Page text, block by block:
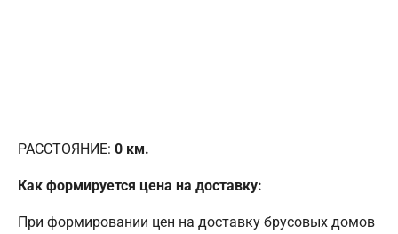
РАССТОЯНИЕ: 0 км.
Как формируется цена на доставку:
При формировании цен на доставку брусовых домов